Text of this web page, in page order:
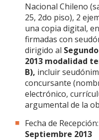
Nacional Chileno
25, 2do piso), 2
una copia digital,
firmadas con
dirigido al
2013 modalidad
B), incluir
concursante
electrónico,
argumental de la
Fecha de Recepción:
Septiembre 2013